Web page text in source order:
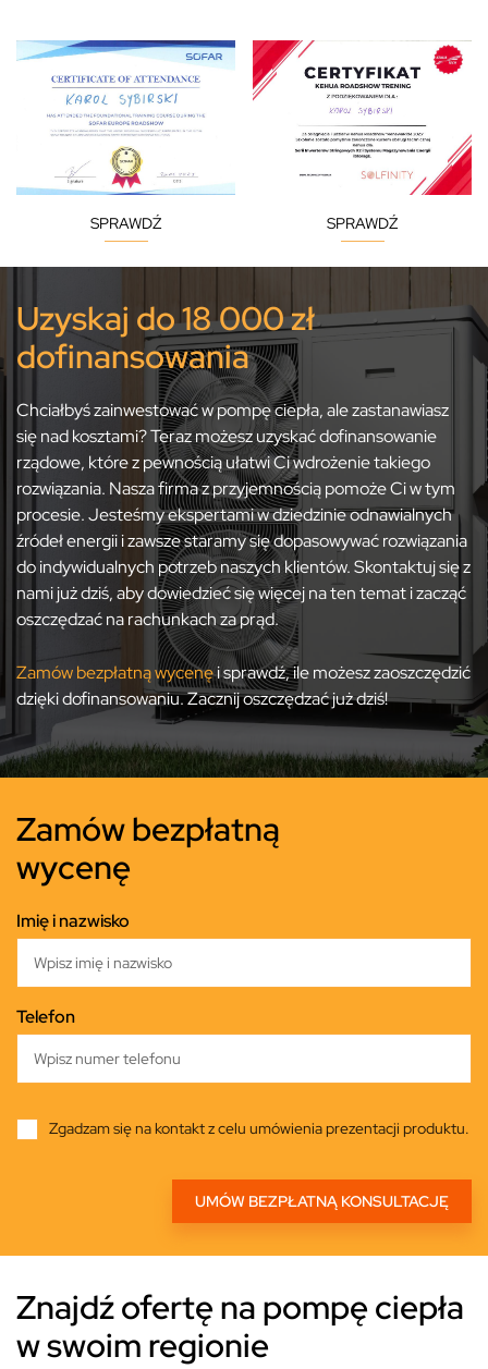
SPRAWDŹ SPRAWDŹ
Uzyskaj do 18 000 zł
dofinansowania
Chciałbyś zainwestować w pompę ciepła, ale zastanawiasz
się nad kosztami? Teraz możesz uzyskać dofinansowanie
rządowe, które z pewnością ułatwi Ci wdrożenie takiego
rozwiązania. Nasza firma z przyjemnością pomoże Ci w tym
procesie. Jesteśmy ekspertami w dziedzinie odnawialnych
źródeł energii i zawsze staramy się dopasowywać rozwiązania
do indywidualnych potrzeb naszych klientów. Skontaktuj się z
nami już dziś, aby dowiedzieć się więcej na ten temat i zacząć
oszczędzać na rachunkach za prąd.
Zamów bezpłatną wycenęi sprawdź, ile możesz zaoszczędzić
dzięki dofinansowaniu. Zacznij oszczędzać już dziś!
Zamów bezpłatną
wycenę
Imię i nazwisko
Telefon
Zgadzam się na kontakt z celu umówienia prezentacji produktu.
Znajdź ofertę na pompę ciepła
w swoim regionie